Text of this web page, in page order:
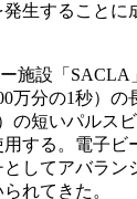
生することに
施設「SACLA
万分の1秒）
の短いパルス
する。電子ビ
してアバラン
れてきた。